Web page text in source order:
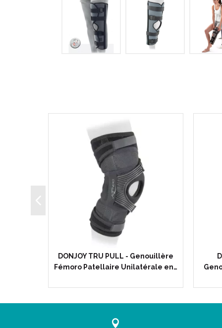
DONJOY TRU PULL - Genouillère
Fémoro Patellaire Unilatérale en…